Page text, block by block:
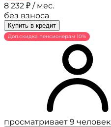
8 232 ₽ / мес.
без взноса
Купить в кредит
Доп.скидка пенсионерам 10%
просматривает 9 человек